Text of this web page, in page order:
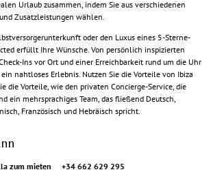
Urlaub zusammen, indem Sie aus verschiedenen
Zusatzleistungen wählen.
oder den Luxus eines 5-Sterne-
erfüllt Ihre Wünsche. Von persönlich inspizierten
Ins vor Ort und einer Erreichbarkeit rund um die Uhr
nahtloses Erlebnis. Nutzen Sie die Vorteile von Ibiza
die Vorteile, wie den privaten Concierge-Service, die
ein mehrsprachiges Team, das fließend Deutsch,
Französisch und Hebräisch spricht.
zum mieten +34 662 629 295